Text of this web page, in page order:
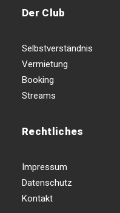
Der Club
Selbstverständnis
Vermietung
Booking
Streams
Rechtliches
Impressum
Datenschutz
Kontakt